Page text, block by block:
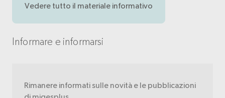
Vedere tutto il materiale informativo
Informare e informarsi
Rimanere informati sulle novità e le pubblicazioni